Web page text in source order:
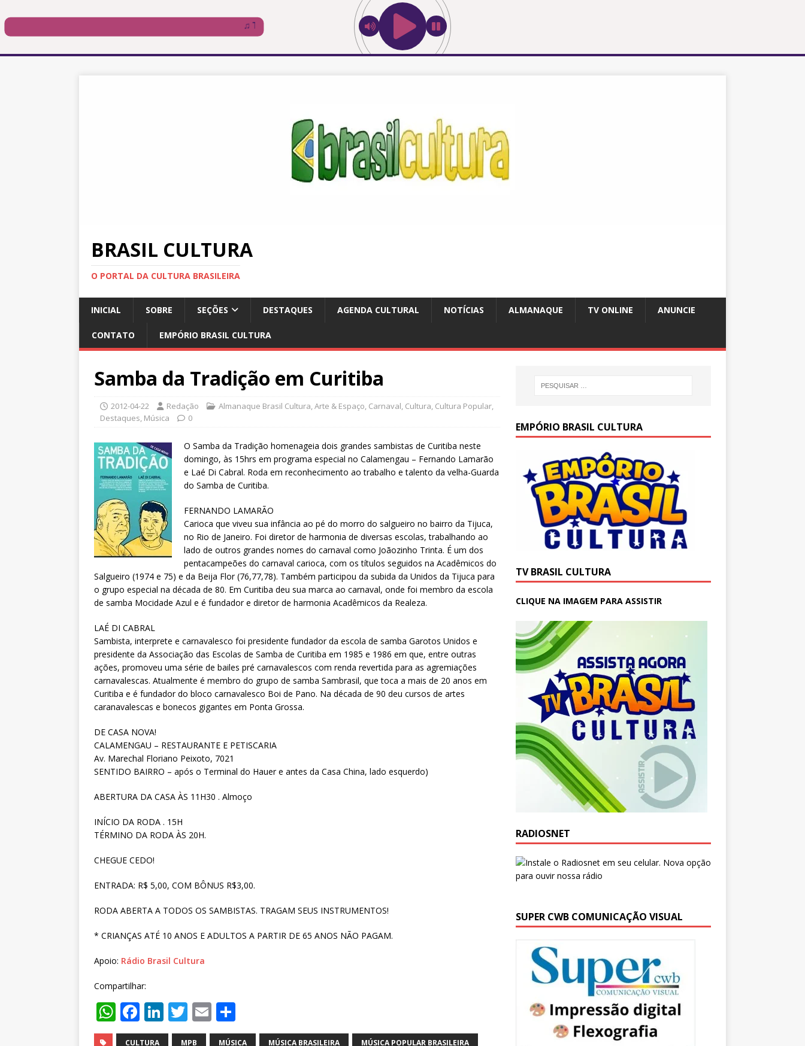
BRASIL CULTURA
O PORTAL DA CULTURA BRASILEIRA
INICIAL SOBRE SEÇÕES DESTAQUES AGENDA CULTURAL NOTÍCIAS ALMANAQUE TV ONLINE ANUNCIE
CONTATO EMPÓRIO BRASIL CULTURA
Samba da Tradição em Curitiba
2012-04-22 Redação Almanaque Brasil Cultura,Arte & Espaço, Carnaval, Cultura, Cultura Popular,
Destaques, Música 0
O Samba da Tradição homenageia dois grandes sambistas de Curitiba neste
domingo, às 15hrs em programa especial no Calamengau – Fernando Lamarão
e Laé Di Cabral. Roda em reconhecimento ao trabalho e talento da velha-Guarda
do Samba de Curitiba.
FERNANDO LAMARÃO
Carioca que viveu sua infância ao pé do morro do salgueiro no bairro da Tijuca,
no Rio de Janeiro. Foi diretor de harmonia de diversas escolas, trabalhando ao
lado de outros grandes nomes do carnaval como Joãozinho Trinta. É um dos
pentacampeões do carnaval carioca, com os títulos seguidos na Acadêmicos do
Salgueiro (1974 e 75) e da Beija Flor (76,77,78). Também participou da subida da Unidos da Tijuca para
o grupo especial na década de 80. Em Curitiba deu sua marca ao carnaval, onde foi membro da escola
de samba Mocidade Azul e é fundador e diretor de harmonia Acadêmicos da Realeza.
LAÉ DI CABRAL
Sambista, interprete e carnavalesco foi presidente fundador da escola de samba Garotos Unidos e
presidente da Associação das Escolas de Samba de Curitiba em 1985 e 1986 em que, entre outras
ações, promoveu uma série de bailes pré carnavalescos com renda revertida para as agremiações
carnavalescas. Atualmente é membro do grupo de samba Sambrasil, que toca a mais de 20 anos em
Curitiba e é fundador do bloco carnavalesco Boi de Pano. Na década de 90 deu cursos de artes
caranavalescas e bonecos gigantes em Ponta Grossa.
DE CASA NOVA!
CALAMENGAU – RESTAURANTE E PETISCARIA
Av. Marechal Floriano Peixoto, 7021
SENTIDO BAIRRO – após o Terminal do Hauer e antes da Casa China, lado esquerdo)
ABERTURA DA CASA ÀS 11H30 . Almoço
INÍCIO DA RODA . 15H
TÉRMINO DA RODA ÀS 20H.
CHEGUE CEDO!
ENTRADA: R$ 5,00, COM BÔNUS R$3,00.
RODA ABERTA A TODOS OS SAMBISTAS. TRAGAM SEUS INSTRUMENTOS!
* CRIANÇAS ATÉ 10 ANOS E ADULTOS A PARTIR DE 65 ANOS NÃO PAGAM.
Apoio: Rádio Brasil Cultura
Compartilhar:
W
h
F
a
Li
n
T
w
E
m h
CULTURA MPB MÚSICA MÚSICA BRASILEIRA MÚSICA POPULAR BRASILEIRA
EMPÓRIO BRASIL CULTURA
TV BRASIL CULTURA
CLIQUE NA IMAGEM PARA ASSISTIR
RADIOSNET
SUPER CWB COMUNICAÇÃO VISUAL